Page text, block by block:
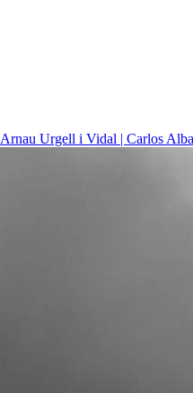
Arnau Urgell i Vidal | Carlos